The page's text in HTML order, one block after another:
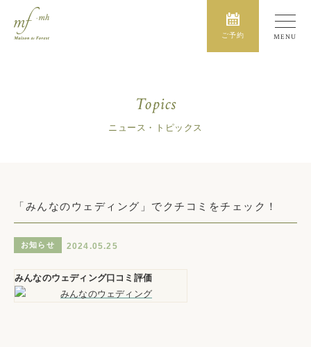
ご予約
Topics
ニュース・トピックス
「みんなのウェディング」でクチコミをチェック！
お知らせ 2024.05.25
みんなのウェディング口コミ評価